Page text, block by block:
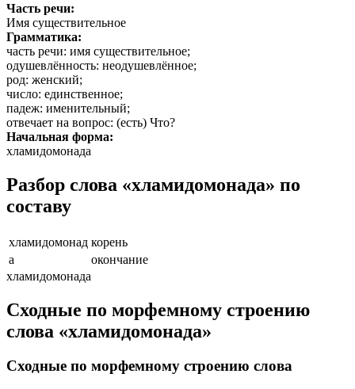
Часть речи:
Имя существительное
Грамматика:
часть речи: имя существительное;
одушевлённость: неодушевлённое;
род: женский;
число: единственное;
падеж: именительный;
отвечает на вопрос: (есть) Что?
Начальная форма:
хламидомонада
Разбор слова «хламидомонада» по
составу
хламидомонад корень
а
окончание
хламидомонада
Сходные по морфемному строению
слова «хламидомонада»
Сходные по морфемному строению слова